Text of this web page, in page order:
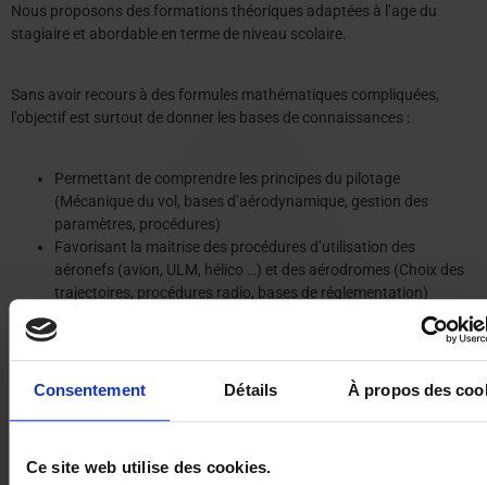
Consentement Détails À propos des
Ce site web utilise des cookies.
Nous proposons des formations théoriques adaptées à l’age du
stagiaire et abordable en terme de niveau scolaire.
Sans avoir recours à des formules mathématiques compliquées,
l’objectif est surtout de donner les bases de connaissances :
Permettant de comprendre les principes du pilotage
(Mécanique du vol, bases d’aérodynamique, gestion des
paramètres, procédures)
Favorisant la maitrise des procédures d’utilisation des
aéronefs (avion, ULM, hélico …) et des aérodromes (Choix des
trajectoires, procédures radio, bases de réglementation)
Assurant la maitrise des décollages et atterrissages, ainsi que
l’utilisation correcte de l’appareil sur tout son domaine de vol
Garantissant la gestion correcte des procédures en cas de
panne et d’incidents en cours de vol (Pannes moteur et
Permettant de gérer les techniques de navigation, de